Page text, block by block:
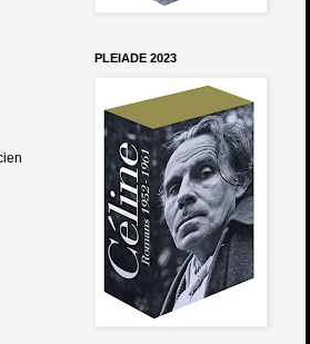
PLEIADE 2023